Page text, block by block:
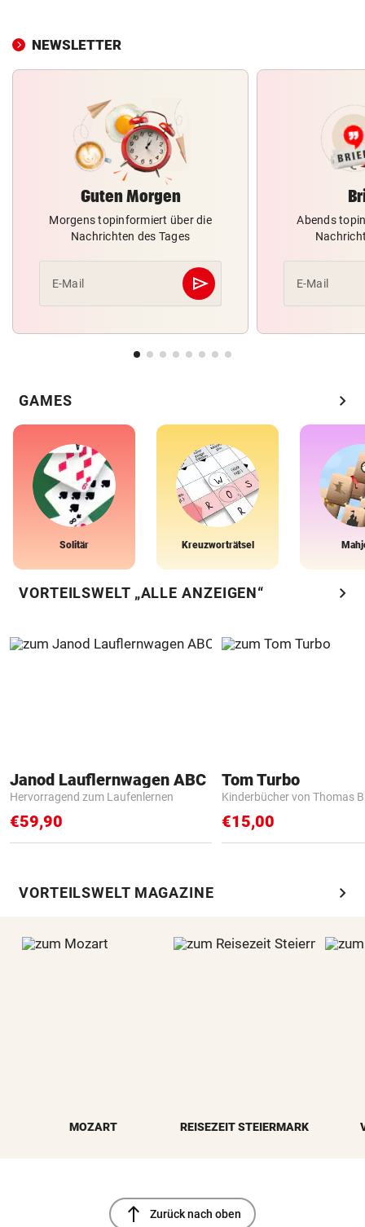
NEWSLETTER
Guten Morgen
Morgens topinformiert über die
Nachrichten des Tages
E-Mail send
Abschicken
Abends
E-Mail
GAMES chevron_right
Solitär Kreuzworträtsel
VORTEILSWELT „ALLE ANZEIGEN“ chevron_right
Janod Lauflernwagen ABC
Hervorragend zum Laufenlernen
€59,90
Tom Turbo
Kinderbücher von Thomas
€15,00
VORTEILSWELT MAGAZINE chevron_right
MOZART REISEZEIT STEIERMARK
north Zurück nach oben